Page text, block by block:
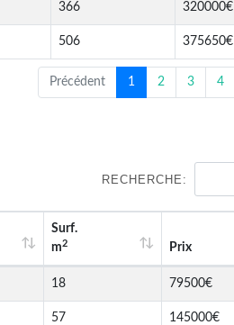
366 320000€
506 375650€
Précédent 1 2 3 4
RECHERCHE:
Surf.
m2 Prix
18 79500€
57 145000€